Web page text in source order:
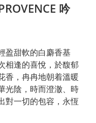
吟
盈甜軟的白麝香基
相逢的喜悅，於馥郁
香，冉冉地朝着溫暖
光陰，時而澄澈、時
對一切的包容，永恆